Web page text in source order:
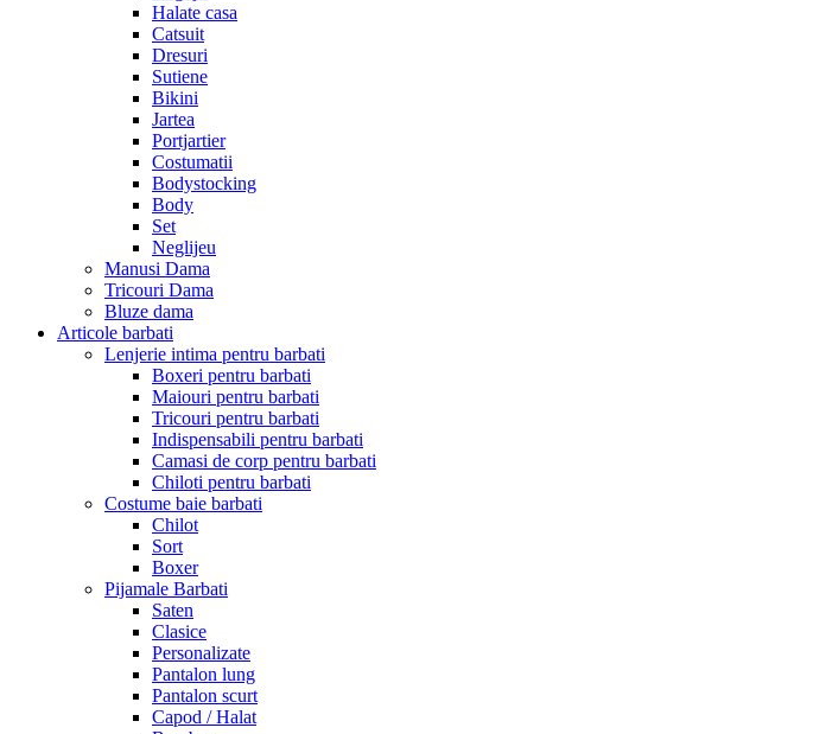
Halate casa
Catsuit
Dresuri
Sutiene
Bikini
Jartea
Portjartier
Costumatii
Bodystocking
Body
Set
Neglijeu
Manusi Dama
Tricouri Dama
Bluze dama
Articole barbati
Lenjerie intima pentru barbati
Boxeri pentru barbati
Maiouri pentru barbati
Tricouri pentru barbati
Indispensabili pentru barbati
Camasi de corp pentru barbati
Chiloti pentru barbati
Costume baie barbati
Chilot
Sort
Boxer
Pijamale Barbati
Saten
Clasice
Personalizate
Pantalon lung
Pantalon scurt
Capod / Halat